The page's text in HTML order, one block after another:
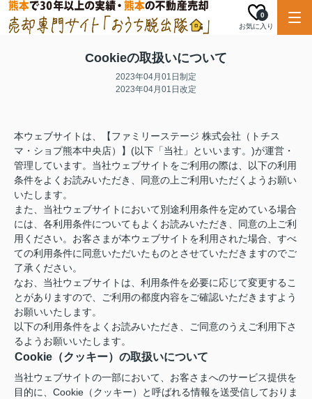
お気に入り
0
Cookieの取扱いについて
2023年04月01日制定
2023年04月01日改定
本ウェブサイトは、【ファミリーステージ 株式会社（トチス
マ・ショプ熊本中央店）】(以下「当社」といいます。)が運営・
管理しています。当社ウェブサイトをご利用の際は、以下の利用
条件をよくお読みいただき、同意の上ご利用いただくようお願い
いたします。
また、当社ウェブサイトにおいて別途利用条件を定めている場合
には、各利用条件についてもよくお読みいただき、同意の上ご利
用ください。お客さまが本ウェブサイトを利用された場合、すべ
ての利用条件に同意いただいたものとさせていただきますのでご
了承ください。
なお、当社ウェブサイトは、利用条件を必要に応じて変更するこ
とがありますので、ご利用の都度内容をご確認いただきますよう
お願いいたします。
以下の利用条件をよくお読みいただき、ご同意のうえご利用下さ
るようお願いいたします。
Cookie（クッキー）の取扱いについて
当社ウェブサイトの一部において、お客さまへのサービス提供を
目的に、Cookie（クッキー）と呼ばれる情報を送受信しておりま